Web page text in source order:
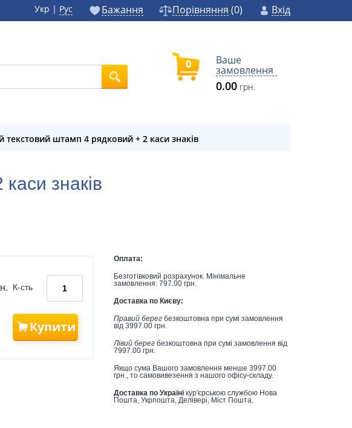
Укр | Рус Бажання Порівняння (0) Вхід
0 Ваше
замовлення
0.00грн.
текстовий штамп 4 рядковий + 2 каси знаків
знаків
К-сть
Купити
Оплата:
Безготівковий розрахунок. Мінімальне
замовлення: 797.00 грн.
Доставка по Києву:
Правий берегбезкоштовна при сумі замовлення
від 3997.00 грн.
Лівий берегбезкоштовна при сумі замовлення від
7997.00 грн.
Якщо сума Вашого замовлення менше 3997.00
грн., то самовивезення з нашого офісу-складу.
Доставка по Українікур'єрською службою Нова
Пошта, Укрпошта, Делівері, Міст Пошта.